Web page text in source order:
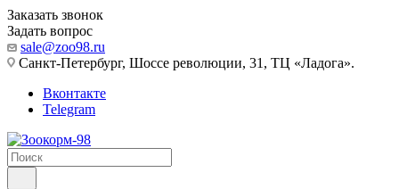
Заказать звонок
Задать вопрос
sale@zoo98.ru
Санкт-Петербург, Шоссе революции, 31, ТЦ «Ладога».
Вконтакте
Telegram